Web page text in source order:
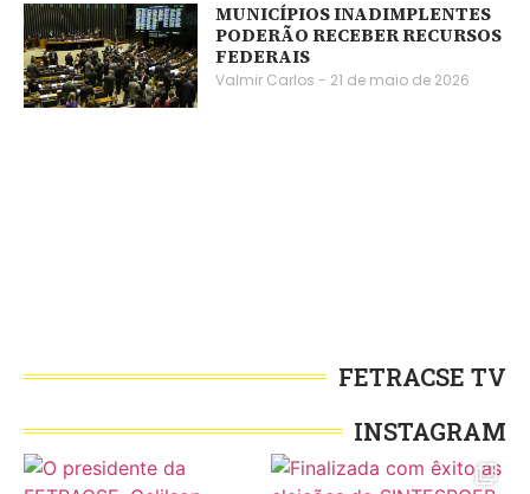
MUNICÍPIOS INADIMPLENTES
PODERÃO RECEBER RECURSOS
FEDERAIS
Valmir Carlos 21 de maio de 2026
FETRACSE TV
INSTAGRAM